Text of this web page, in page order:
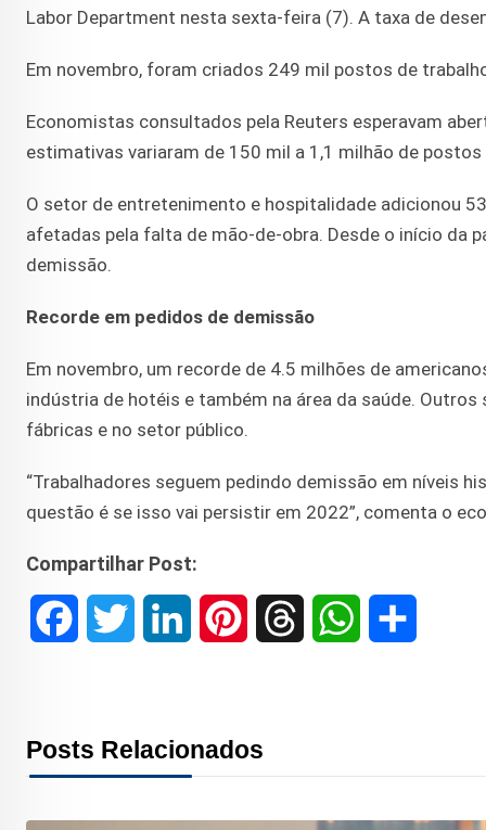
Labor Department nesta sexta-feira (7). A taxa de
Em novembro, foram criados 249 mil postos de
Economistas consultados pela Reuters esperavam
estimativas variaram de 150 mil a 1,1 milhão de
O setor de entretenimento e hospitalidade adicionou
afetadas pela falta de mão-de-obra. Desde o início da
demissão.
Recorde em pedidos de demissão
Em novembro, um recorde de 4.5 milhões de
indústria de hotéis e também na área da saúde.
fábricas e no setor público.
“Trabalhadores seguem pedindo demissão em níveis
questão é se isso vai persistir em 2022”, comenta o
Compartilhar Post:
e t k t
Posts Relacionados